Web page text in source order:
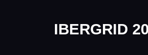
IBERGRID